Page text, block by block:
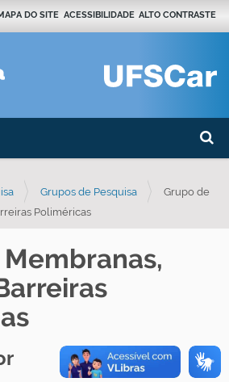
Busca
DO SITE ACESSIBILIDADE ALTO CONTRASTE
Grupos de Pesquisa
Grupo de
Poliméricas